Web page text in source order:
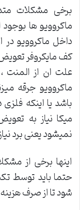
برخی مشکلات
ماکروویو ها
داخل ماکروویو
کف مایکروفر
علت ان از المنت
ماکروویو جرقه
باشد یا اینکه
میکا نیاز به
نمیشود یعنی برد
اینها برخی از
حتما باید توسط
شود تا از صرف